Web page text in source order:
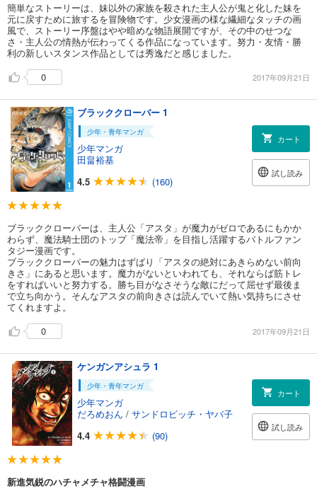
簡単なストーリーは、妹以外の家族を殺された主人公が鬼と化した妹を
元に戻すために旅するを冒険物です。少女漫画の様な繊細なタッチの画
風で、ストーリー序盤はやや暗めな物語展開ですが、その中のせつな
さ・主人公の情熱が伝わってくる作品になっています。努力・友情・勝
利の新しいスタンス作品としては秀逸だと感じました。
0
2017年09月21日
ブラッククローバー 1
少年・青年マンガ
少年マンガ
田畠裕基
4.5
(160)
カート
試し読み
ブラッククローバーは、主人公「アスタ」が魔力がゼロであるにもかか
わらず、魔法騎士団のトップ「魔法帝」を目指し活躍するバトルファン
タジー漫画です。
ブラッククローバーの魅力はずばり「アスタの絶対にあきらめない前向
きさ」にあると思います。魔力がないといわれても、それならば筋トレ
をすればいいと努力する。勝ち目がなさそうな敵にだって屈せず最後ま
で立ち向かう。そんなアスタの前向きさは読んでいて熱い気持ちにさせ
てくれますよ。
0
2017年09月21日
ケンガンアシュラ 1
少年・青年マンガ
少年マンガ
だろめおん / サンドロビッチ・ヤバ子
4.4
(90)
カート
試し読み
新進気鋭のハチャメチャ格闘漫画